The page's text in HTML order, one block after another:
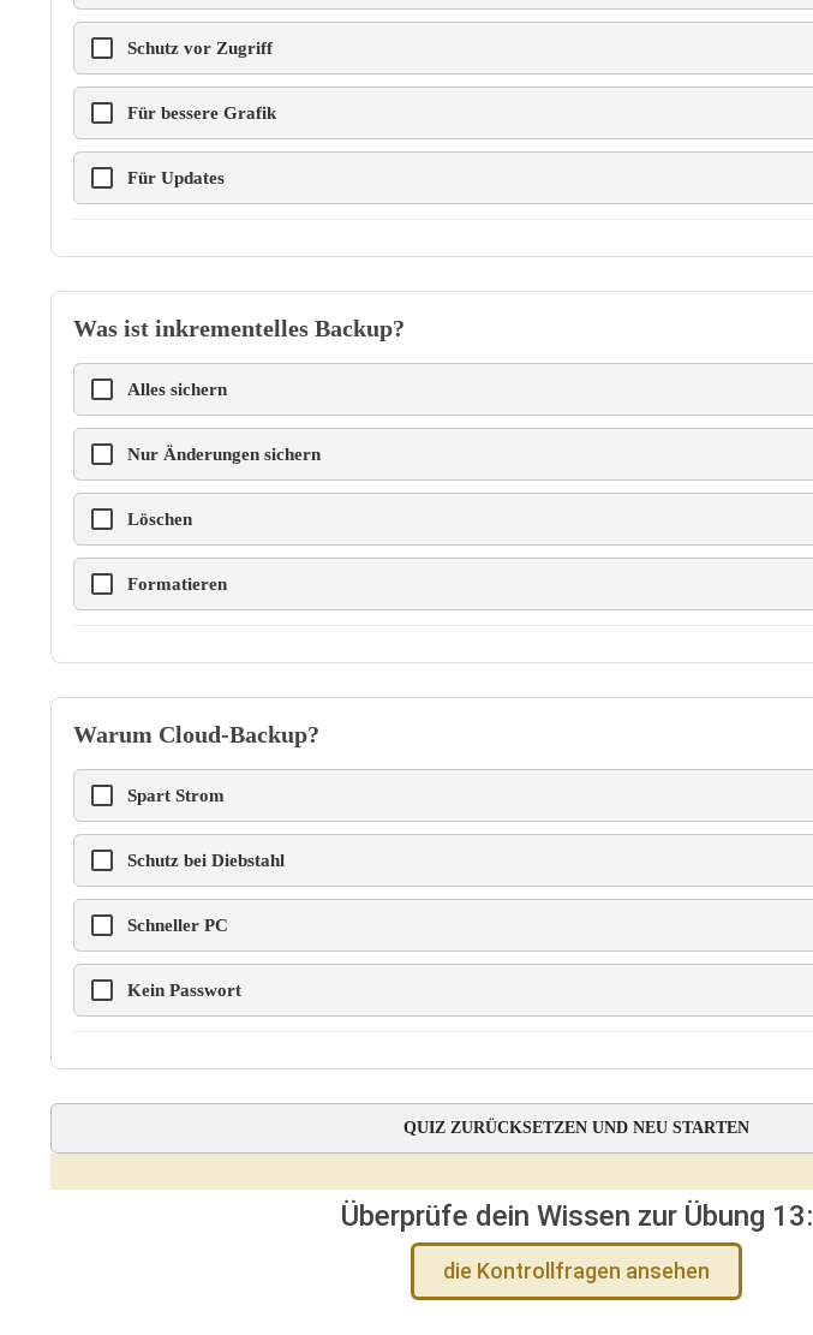
Schutz vor Zugriff
Für bessere Grafik
Für Updates
Was ist inkrementelles Backup?
Alles sichern
Nur Änderungen sichern
Löschen
Formatieren
Warum Cloud-Backup?
Spart Strom
Schutz bei Diebstahl
Schneller PC
Kein Passwort
QUIZ ZURÜCKSETZEN UND NEU STARTEN
Überprüfe dein Wissen zur Übung 13:
die Kontrollfragen ansehen